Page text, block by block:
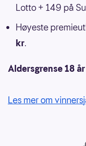
Lotto + 149 på
Høyeste
kr.
Aldersgrense 18 år
Les mer om